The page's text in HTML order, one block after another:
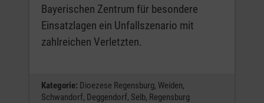
Bayerischen Zentrum für besondere
Einsatzlagen ein Unfallszenario mit
zahlreichen Verletzten.
Kategorie: Dioezese Regensburg, Weiden,
Schwandorf, Deggendorf, Selb, Regensburg